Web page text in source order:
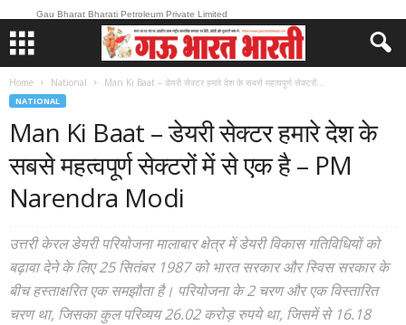
Gau Bharat Bharati Petroleum Private Limited
Home National Man Ki Baat – डेयरी सेक्टर हमारे देश के सबसे महत्वपूर्ण सेक्टरों...
NATIONAL
Man Ki Baat – डेयरी सेक्टर हमारे देश के
सबसे महत्वपूर्ण सेक्टरों में से एक है – PM
Narendra Modi
उत्तरी केरल डेयरी परियोजना मालाबार क्षेत्र में डेयरी विकास गतिविधियों को
बढ़ावा देने के लिए 25 सितंबर 1987 को भारत सरकार और स्विस सरकार के
बीच हस्ताक्षरित एक समझौता है। परियोजना के 2 चरण और एक विस्तारित
चरण था, जिसका कुल परिव्यय 26.02 करोड़ रुपये था, जिसमें से 16.18